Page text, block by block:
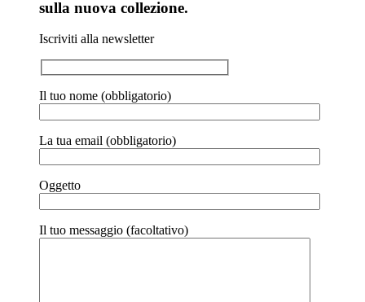
sulla nuova collezione.
Iscriviti alla newsletter
Il tuo nome (obbligatorio)
La tua email (obbligatorio)
Oggetto
Il tuo messaggio (facoltativo)